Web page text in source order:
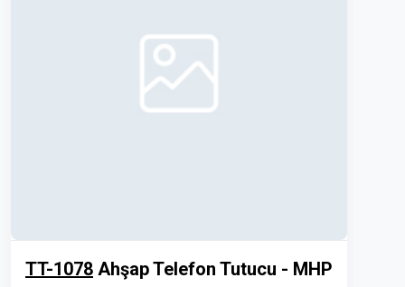
TT-1078 Ahşap Telefon Tutucu - MHP